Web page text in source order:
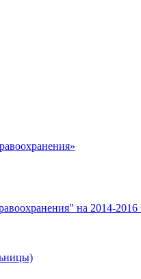
на 2014-